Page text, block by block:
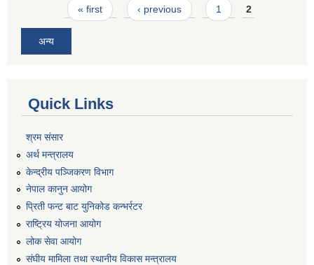
Pages« first ‹ previous 1 2
अन्य
Quick Links
श्रम संसार
अर्थ मन्त्रालय
केन्द्रीय पञ्जिकरण विभाग
नेपाल कानुन आयोग
प्रिती फन्ट बाट युनिकोड कन्भर्रटर
राष्ट्रिय योजना आयोग
लोक सेवा आयोग
संघीय मामिला तथा स्थानीय विकास मन्त्रालय